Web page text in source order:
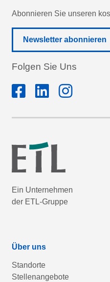
Abonnieren Sie unseren
Newsletter abonnieren
Folgen Sie Uns
Ein Unternehmen
der ETL-Gruppe
Über uns
Standorte
Stellenangebote